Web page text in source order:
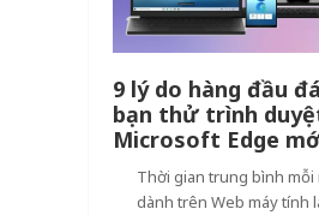
9 lý do hàng đầu
bạn thử trình
Microsoft Edge
Thời gian trung bình mỗi
dành trên Web máy tính